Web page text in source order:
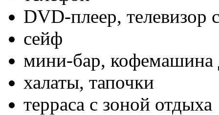
DVD-пле­ер, те­леви­зор
сейф
ми­ни-бар, ко­фема­шина
ха­латы, та­поч­ки
тер­ра­са с зо­ной от­ды­ха